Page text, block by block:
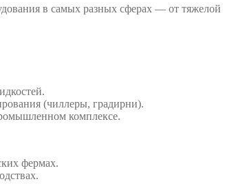
в самых разных сферах — от тяжелой
(чиллеры, градирни).
комплексе.
фермах.